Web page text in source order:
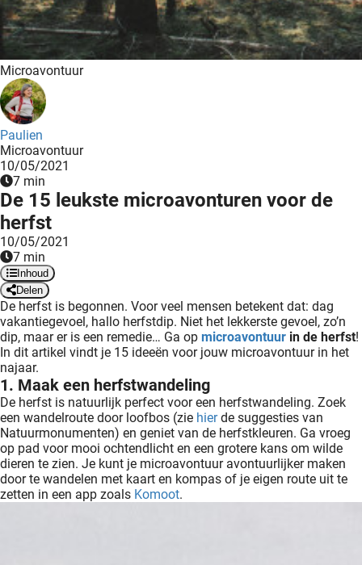
Microavontuur
Paulien
Microavontuur
10/05/2021
7 min
De 15 leukste microavonturen voor de
herfst
10/05/2021
7 min
Inhoud
Delen
De herfst is begonnen. Voor veel mensen betekent dat: dag
vakantiegevoel, hallo herfstdip. Niet het lekkerste gevoel, zo’n
dip, maar er is een remedie… Ga op microavontuur in de herfst!
In dit artikel vindt je 15 ideeën voor jouw microavontuur in het
najaar.
1. Maak een herfstwandeling
De herfst is natuurlijk perfect voor een herfstwandeling. Zoek
een wandelroute door loofbos (zie hierde suggesties van
Natuurmonumenten) en geniet van de herfstkleuren. Ga vroeg
op pad voor mooi ochtendlicht en een grotere kans om wilde
dieren te zien. Je kunt je microavontuur avontuurlijker maken
door te wandelen met kaart en kompas of je eigen route uit te
zetten in een app zoals Komoot.
en
kan de
niet
worden
om
te
over
van
op
gebruikt
te
de
Hierdoor
website-